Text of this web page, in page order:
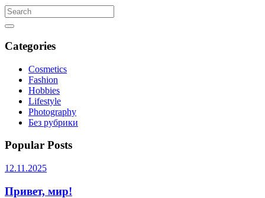
Categories
Cosmetics
Fashion
Hobbies
Lifestyle
Photography
Без рубрики
Popular Posts
12.11.2025
Привет, мир!